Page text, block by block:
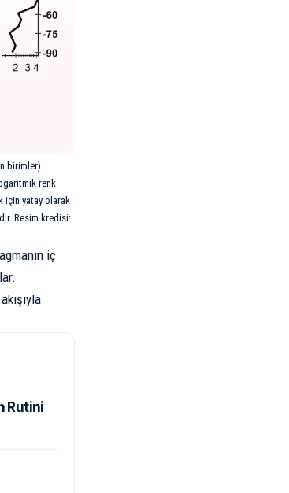
birimler)
renk
için yatay olarak
Resim kredisi:
iç
Rutini